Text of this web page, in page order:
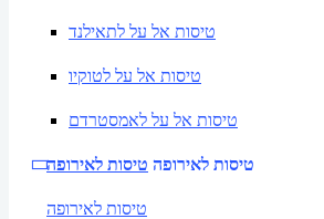
טיסות אל על לתאילנד
טיסות אל על לטוקיו
טיסות אל על לאמסטרדם
טיסות לאירופה טיסות לאירופה
טיסות לאירופה